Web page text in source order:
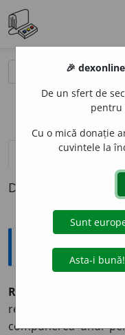
definiții (1)
Definiția cu ID-ul
Explicative
ROTAL
rezistentă și
compunerea unui
🎉 dexonline
De un sfert de
pentru
Cu o mică donație
cuvintele la